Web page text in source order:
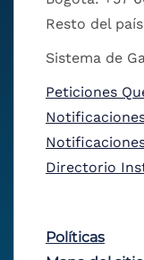
Resto del
Sistema de
Peticiones
Directorio
Políticas